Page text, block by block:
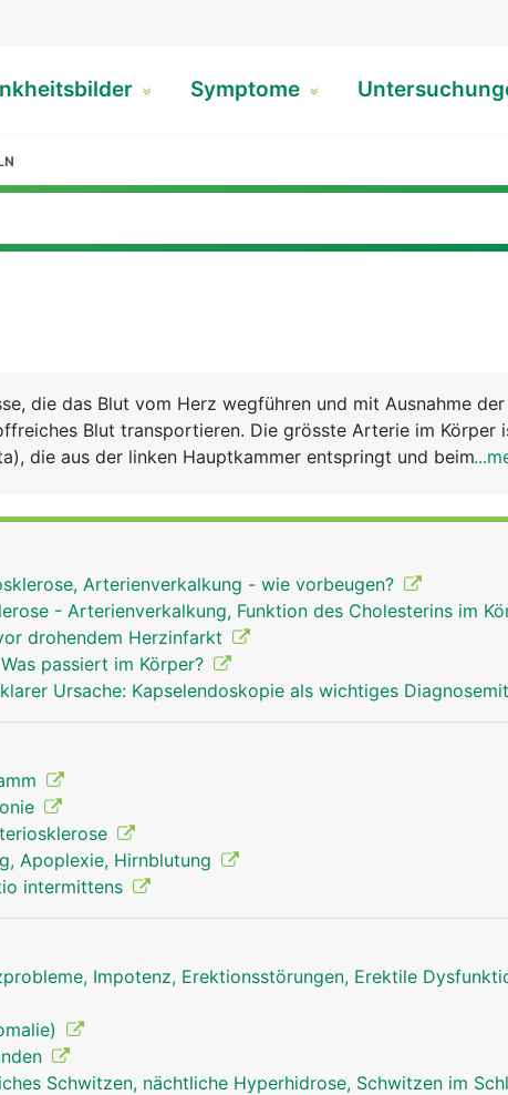
Symptome
die das Blut vom Herz wegführen und mit Ausnahme der
Blut transportieren. Die grösste Arterie im Körper
die aus der linken Hauptkammer entspringt und beim
arterien mann
Arterienverkalkung - wie vorbeugen?
- Arterienverkalkung, Funktion des Cholesterins im
drohendem Herzinfarkt
passiert im Körper?
Ursache: Kapselendoskopie als wichtiges
Apoplexie, Hirnblutung
intermittens
Impotenz, Erektionsstörungen, Erektile
Schwitzen, nächtliche Hyperhidrose, Schwitzen im